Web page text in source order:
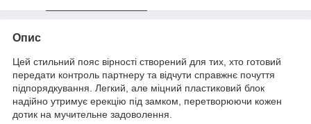
Опис
Цей стильний пояс вірності створений для тих, хто готовий
передати контроль партнеру та відчути справжнє почуття
підпорядкування. Легкий, але міцний пластиковий блок
надійно утримує ерекцію під замком, перетворюючи кожен
дотик на мучительне задоволення.